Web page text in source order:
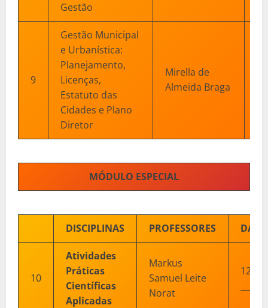
Gestão
9
Gestão Municipal
e Urbanística:
Planejamento,
Licenças,
Estatuto das
Cidades e Plano
Diretor
Mirella de
Almeida Braga
MÓDULO ESPECIAL
DISCIPLINAS PROFESSORES
10
Atividades
Práticas
Científicas
Aplicadas
Markus
Samuel Leite
Norat
12